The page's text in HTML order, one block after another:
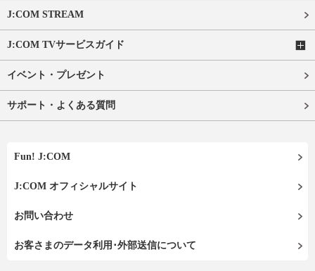
J:COM STREAM
J:COM TVサービスガイド
イベント・プレゼント
サポート・よくある質問
Fun! J:COM
J:COM オフィシャルサイト
お問い合わせ
お客さまのデータ利用･外部送信について